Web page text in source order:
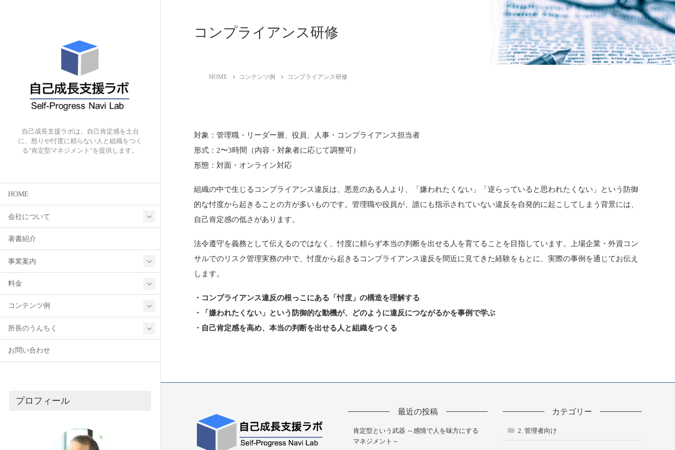
自己成長支援ラボは、自己肯定感を土台
に、怒りや忖度に頼らない人と組織をつく
る"肯定型マネジメント"を提供します。
HOME
会社について
著書紹介
事業案内
料金
コンテンツ例
所長のうんちく
お問い合わせ
プロフィール
コンプライアンス研修
HOME コンテンツ例 コンプライアンス研修
対象：管理職・リーダー層、役員、人事・コンプライアンス担当者
形式：2〜3時間（内容・対象者に応じて調整可）
形態：対面・オンライン対応
組織の中で生じるコンプライアンス違反は、悪意のある人より、「嫌われたくない」「逆らっていると思われたくない」という防御
的な忖度から起きることの方が多いものです。管理職や役員が、誰にも指示されていない違反を自発的に起こしてしまう背景には、
自己肯定感の低さがあります。
法令遵守を義務として伝えるのではなく、忖度に頼らず本当の判断を出せる人を育てることを目指しています。上場企業・外資コン
サルでのリスク管理実務の中で、忖度から起きるコンプライアンス違反を間近に見てきた経験をもとに、実際の事例を通じてお伝え
します。
・コンプライアンス違反の根っこにある「忖度」の構造を理解する
・「嫌われたくない」という防御的な動機が、どのように違反につながるかを事例で学ぶ
・自己肯定感を高め、本当の判断を出せる人と組織をつくる
最近の投稿
肯定型という武器 ～感情で人を味方にする
マネジメント～
カテゴリー
2. 管理者向け